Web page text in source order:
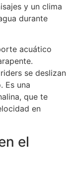
y un clima
durante
acuático
se deslizan
Es una
que te
en
el